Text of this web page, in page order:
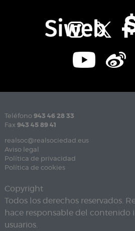
Teléfono 943 46 28 33
Fax 943 45 89 41
realsoc@realsociedad.eus
Aviso legal
Política de privacidad
Política de cookies
Copyright
Todos los derechos reservados.
hace responsable del contenido
usuarios.